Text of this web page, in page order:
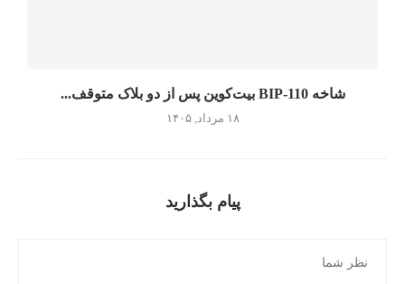
شاخه BIP-110 بیت‌کوین پس از دو بلاک متوقف...
۱۸ مرداد, ۱۴۰۵
پیام بگذارید